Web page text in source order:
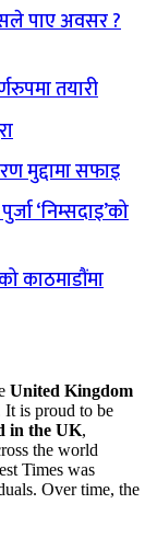
पाए अवसर ?
तयारी
मुद्दामा सफाइ
‘निम्सदाइ’को
काठमाडौंमा
United Kingdom
It is proud to be
in the UK,
the world
Times was
Over time, the